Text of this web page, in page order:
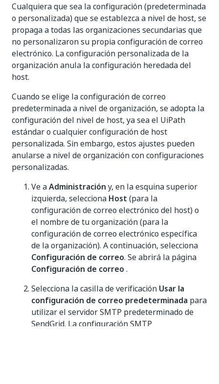
Cualquiera que sea la configuración (predeterminada
o personalizada) que se establezca a nivel de host, se
propaga a todas las organizaciones secundarias que
no personalizaron su propia configuración de correo
electrónico. La configuración personalizada de la
organización anula la configuración heredada del
host.
Cuando se elige la configuración de correo
predeterminada a nivel de organización, se adopta la
configuración del nivel de host, ya sea el UiPath
estándar o cualquier configuración de host
personalizada. Sin embargo, estos ajustes pueden
anularse a nivel de organización con configuraciones
personalizadas.
Ve aAdministración y, en la esquina superior
izquierda, selecciona Host (para la
configuración de correo electrónico del host) o
el nombre de tu organización (para la
configuración de correo electrónico específica
de la organización). A continuación, selecciona
Configuración de correo. Se abrirá la página
Configuración de correo .
Selecciona la casilla de verificación Usar la
configuración de correo predeterminada para
utilizar el servidor SMTP predeterminado de
SendGrid. La configuración SMTP